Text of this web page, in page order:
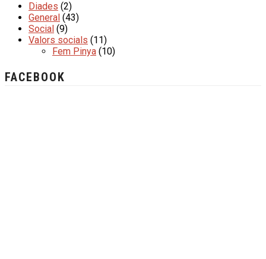
Diades (2)
General (43)
Social (9)
Valors socials (11)
Fem Pinya (10)
FACEBOOK